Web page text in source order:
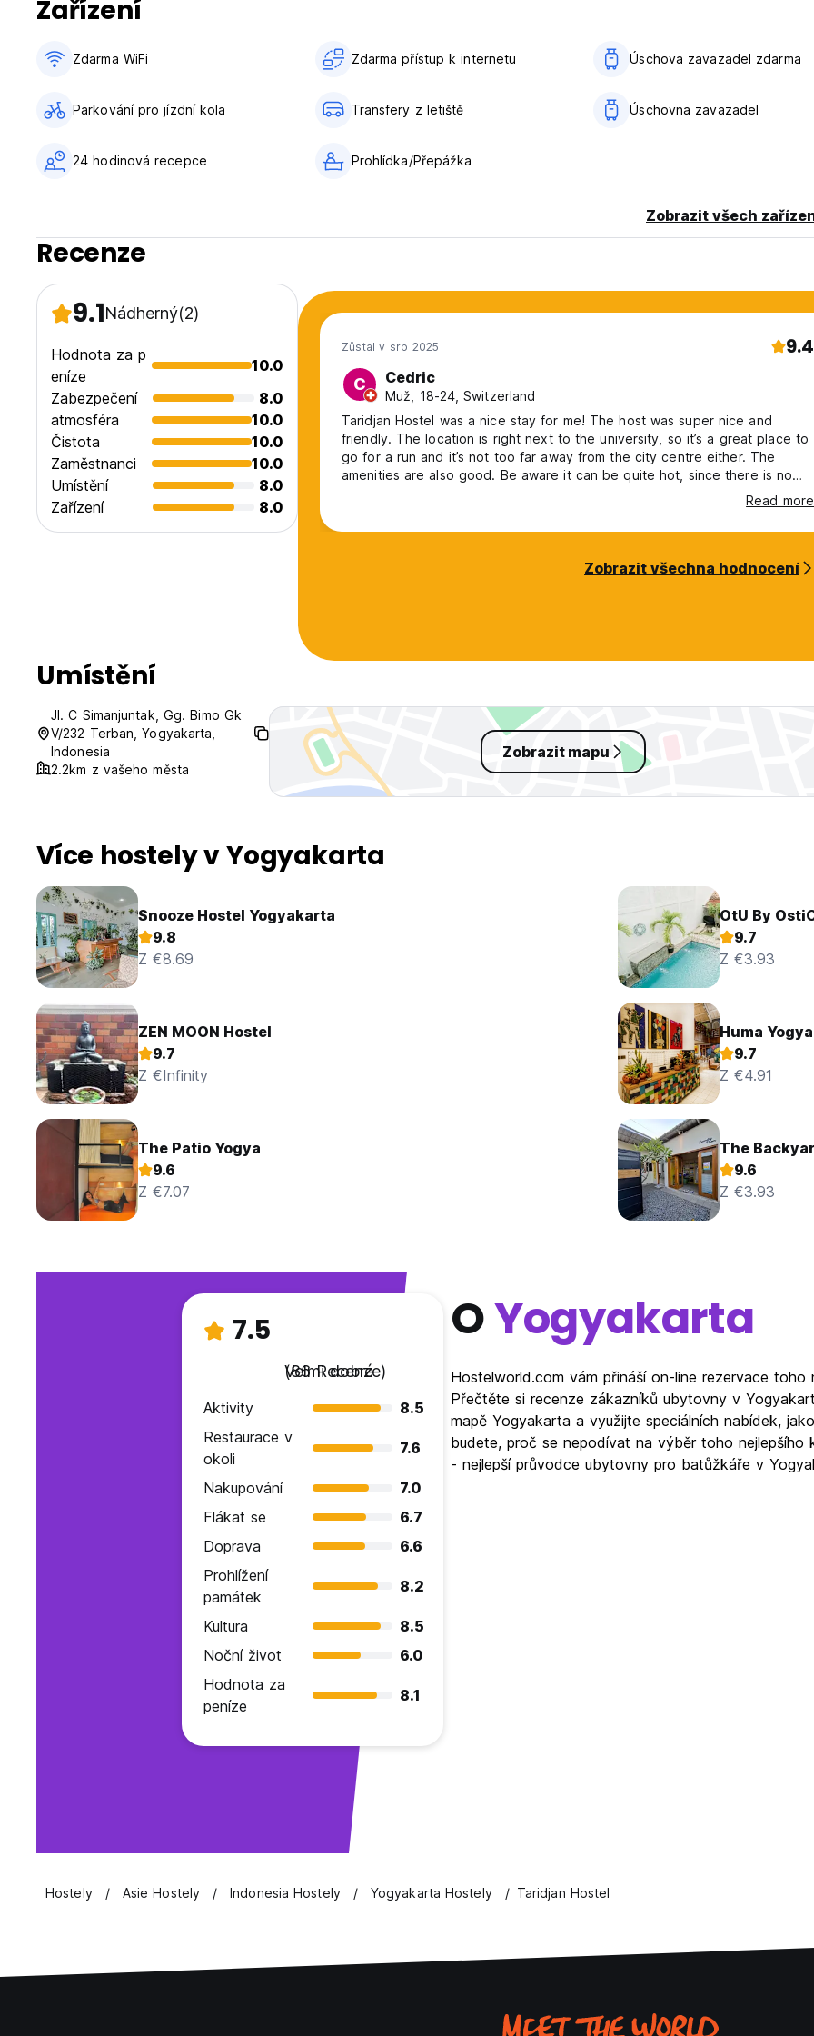
Toto zařízení přijímá pouze platby v hotovosti. (Auto-translated from original language)
Zařízení
Zdarma WiFi Zdarma přístup k internetu Úschova zavazadel zdarma
Parkování pro jízdní kola Transfery z letiště Úschovna zavazadel
24 hodinová recepce Prohlídka/Přepážka
Zobrazit všech
Recenze
9.1Nádherný(2)
Hodnota za p
eníze
10.0
Zabezpečení
8.0
atmosféra
10.0
Čistota
10.0
Zaměstnanci
10.0
Umístění
8.0
Zařízení
8.0
Zůstal v srp 2025 9.4
C Cedric
Muž, 18-24, Switzerland
Taridjan Hostel was a nice stay for me! The host was super nice and
friendly. The location is right next to the university, so it’s a great place to
go for a run and it’s not too far away from the city centre either. The
amenities are also good. Be aware it can be quite hot, since there is no
AC. However there was a fan which kept me from having too warm. If
you’re searching for an affordable place to stay, this a good option.
Read more
Zobrazit všechna hodnocení
Umístění
Jl. C Simanjuntak, Gg. Bimo Gk
V/232 Terban, Yogyakarta,
Indonesia
2.2km z vašeho města
Zobrazit mapu
Více hostely v Yogyakarta
Snooze Hostel Yogyakarta
9.8
Z €8.69
OtU By
9.7
Z €3.93
ZEN MOON Hostel
9.7
Z €Infinity
Huma
9.7
Z €4.91
The Patio Yogya
9.6
Z €7.07
The
9.6
Z €3.93
7.5
Velmi dobré
(86 Recenze)
Aktivity
8.5
Restaurace v
okoli
7.6
Nakupování
7.0
Flákat se
6.7
Doprava
6.6
Prohlížení
památek
8.2
Kultura
8.5
Noční život
6.0
Hodnota za
peníze
8.1
OYogyakarta
Hostelworld.com vám přináší on-line rezervace
Přečtěte si recenze zákazníků ubytovny v
mapě Yogyakarta a využijte speciálních nabídek,
budete, proč se nepodívat na výběr toho
- nejlepší průvodce ubytovny pro batůžkáře v
Hostely Asie Hostely Indonesia Hostely Yogyakarta Hostely Taridjan Hostel